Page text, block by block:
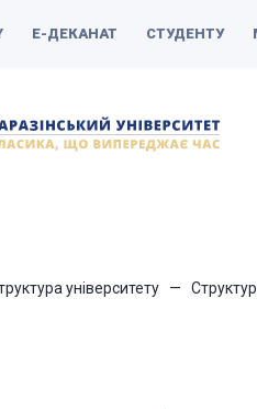
Е-ДЕКАНАТ СТУДЕНТУ
університету